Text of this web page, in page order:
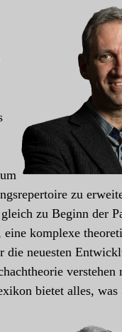
zu
zu Beginn der
eine komplexe
die neuesten
verstehen
bietet alles, was